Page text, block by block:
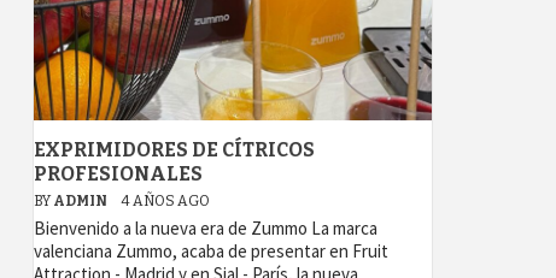
EXPRIMIDORES DE CÍTRICOS
PROFESIONALES
BY ADMIN 4 AÑOS AGO
Bienvenido a la nueva era de Zummo La marca
valenciana Zummo, acaba de presentar en Fruit